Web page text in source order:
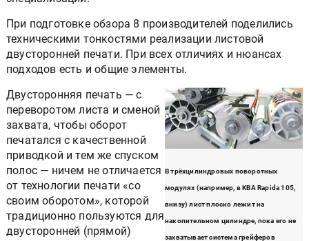
При подготовке обзора 8 производителей поделились
техническими тонкостями реализации листовой
двусторонней печати. При всех отличиях и нюансах
подходов есть и общие элементы.
В трёхцилиндровых поворотных
модулях (например, в KBA Rapida 105,
внизу) лист плоско лежит на
накопительном цилиндре, пока его не
захватывает система грейферов
Двусторонняя печать — с
переворотом листа и сменой
захвата, чтобы оборот
печатался с качественной
приводкой и тем же спуском
полос — ничем не отличается
от технологии печати «со
своим оборотом», которой
традиционно пользуются для
двусторонней (прямой)